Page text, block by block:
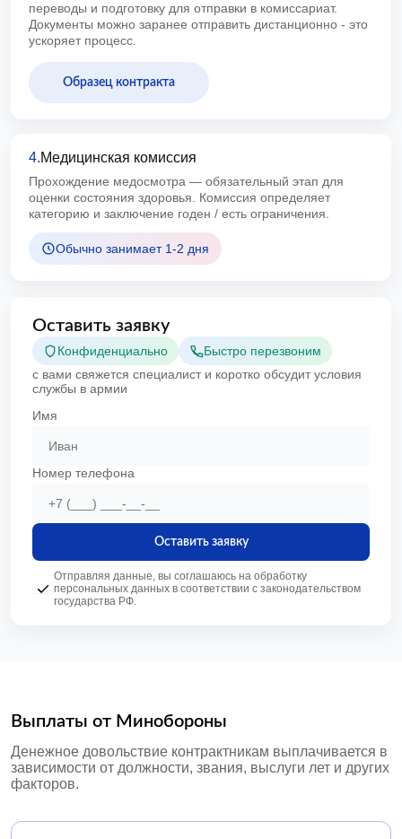
переводы и подготовку для отправки в комиссариат.
Документы можно заранее отправить дистанционно - это
ускоряет процесс.
Образец контракта
4.Медицинская комиссия
Прохождение медосмотра — обязательный этап для
оценки состояния здоровья. Комиссия определяет
категорию и заключение годен / есть ограничения.
Обычно занимает 1-2 дня
Оставить заявку
Конфиденциально
Быстро перезвоним
с вами свяжется специалист и коротко обсудит условия
службы в армии
Имя
Номер телефона
Оставить заявку
Отправляя данные, вы соглашаюсь на обработку
персональных данных в соответствии с законодательством
государства РФ.
Выплаты от Минобороны
Денежное довольствие контрактникам выплачивается в
зависимости от должности, звания, выслуги лет и других
факторов.